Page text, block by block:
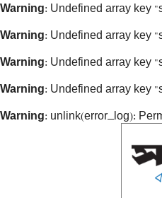
Warning: Undefined array key
Warning: Undefined array key
Warning: Undefined array key
Warning: Undefined array key
Warning: unlink(error_log):